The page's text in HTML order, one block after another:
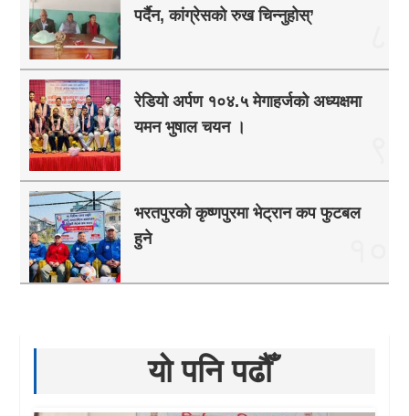
पर्दैन, कांग्रेसको रुख चिन्नुहोस्’
रेडियो अर्पण १०४.५ मेगाहर्जको अध्यक्षमा
यमन भुषाल चयन ।
भरतपुरको कृष्णपुरमा भेट्रान कप फुटबल
हुने
यो पनि पढौँ